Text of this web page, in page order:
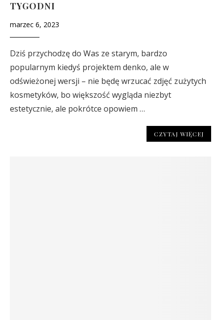
TYGODNI
marzec 6, 2023
Dziś przychodzę do Was ze starym, bardzo
popularnym kiedyś projektem denko, ale w
odświeżonej wersji – nie będę wrzucać zdjęć zużytych
kosmetyków, bo większość wygląda niezbyt
estetycznie, ale pokrótce opowiem …
CZYTAJ WIĘCEJ